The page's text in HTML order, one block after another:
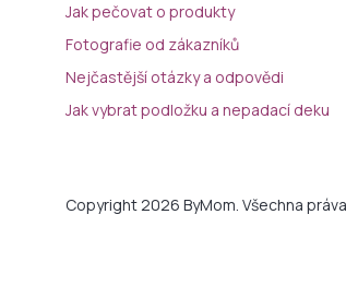
Jak pečovat o produkty
Fotografie od zákazníků
Nejčastější otázky a odpovědi
Jak vybrat podložku a nepadací deku
Copyright 2026 ByMom. Všechna